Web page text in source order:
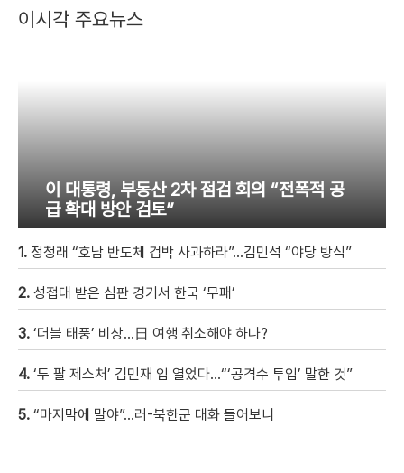
이시각 주요뉴스
이 대통령, 부동산 2차 점검 회의 “전폭적 공
급 확대 방안 검토”
1. 정청래 “호남 반도체 겁박 사과하라”…김민석 “야당 방식”
2. 성접대 받은 심판 경기서 한국 ‘무패’
3. ‘더블 태풍’ 비상…日 여행 취소해야 하나?
4. ‘두 팔 제스처’ 김민재 입 열었다…“‘공격수 투입’ 말한 것”
5. “마지막에 말야”…러-북한군 대화 들어보니